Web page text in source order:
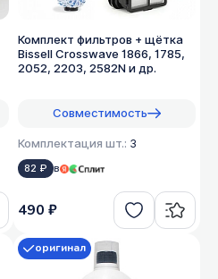
Комплект фильтров + щётка
Bissell Crosswave 1866, 1785,
2052, 2203, 2582N и др.
Совместимость
Комплектация шт.: 3
82 ₽ в
490 ₽
оригинал